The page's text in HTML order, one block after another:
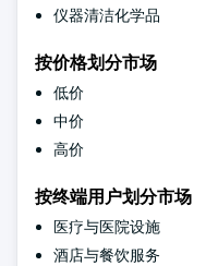
仪器清洁化学品
按价格划分市场
低价
中价
高价
按终端用户划分市场
医疗与医院设施
酒店与餐饮服务